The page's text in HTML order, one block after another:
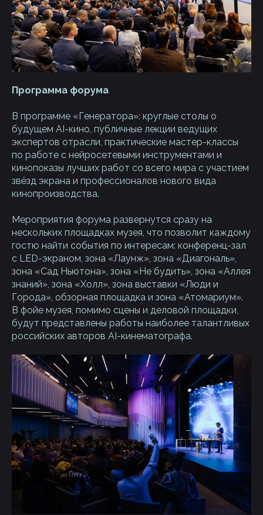
Программа форума
В программе «Генератора»: круглые столы о
будущем AI-кино, публичные лекции ведущих
экспертов отрасли, практические мастер-классы
по работе с нейросетевыми инструментами и
кинопоказы лучших работ со всего мира с участием
звёзд экрана и профессионалов нового вида
кинопроизводства.
Мероприятия форума развернутся сразу на
нескольких площадках музея, что позволит каждому
гостю найти события по интересам: конференц-зал
с LED-экраном, зона «Лаунж», зона «Диагональ»,
зона «Сад Ньютона», зона «Не будить», зона «Аллея
знаний», зона «Холл», зона выставки «Люди и
Города», обзорная площадка и зона «Атомариум».
В фойе музея, помимо сцены и деловой площадки,
будут представлены работы наиболее талантливых
российских авторов AI-кинематографа.